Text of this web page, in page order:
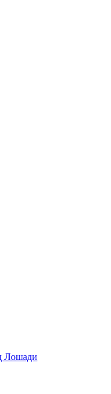
Лошади